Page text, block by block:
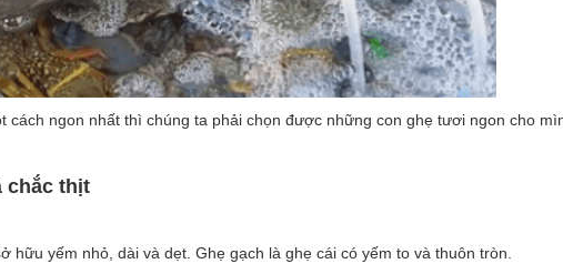
cách ngon nhất thì chúng ta phải chọn được những con ghẹ tươi ngon cho
chắc thịt
hữu yếm nhỏ, dài và dẹt. Ghẹ gạch là ghẹ cái có yếm to và thuôn tròn.